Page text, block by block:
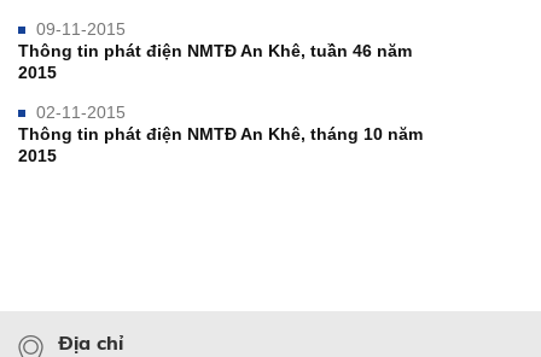
09-11-2015
Thông tin phát điện NMTĐ An Khê, tuần 46 năm
2015
02-11-2015
Thông tin phát điện NMTĐ An Khê, tháng 10 năm
2015
Địa chỉ